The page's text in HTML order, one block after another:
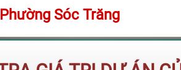
Sóc Trăng